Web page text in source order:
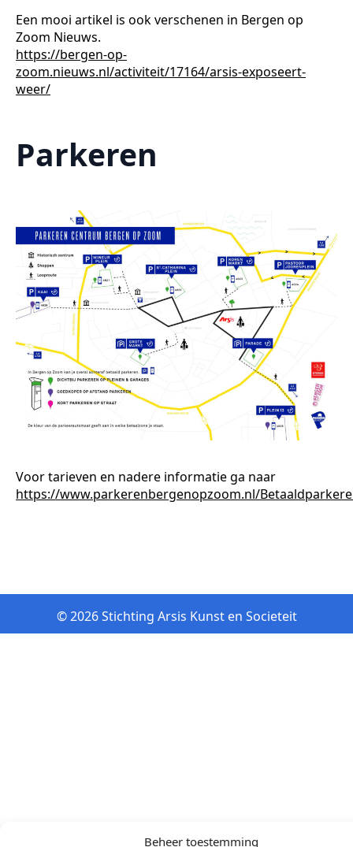
Beheer toestemming
Een mooi artikel is ook verschenen in Bergen op
Zoom Nieuws.
https://bergen-op-
zoom.nieuws.nl/activiteit/17164/arsis-exposeert-
weer/
Parkeren
Voor tarieven en nadere informatie ga naar
https://www.parkerenbergenopzoom.nl/
© 2026 Stichting Arsis Kunst en Societeit